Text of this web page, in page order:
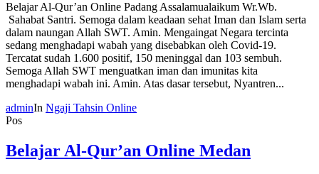
Belajar Al-Qur’an Online Padang Assalamualaikum Wr.Wb.
Sahabat Santri. Semoga dalam keadaan sehat Iman dan Islam serta
dalam naungan Allah SWT. Amin. Mengaingat Negara tercinta
sedang menghadapi wabah yang disebabkan oleh Covid-19.
Tercatat sudah 1.600 positif, 150 meninggal dan 103 sembuh.
Semoga Allah SWT menguatkan iman dan imunitas kita
menghadapi wabah ini. Amin. Atas dasar tersebut, Nyantren...
adminIn Ngaji Tahsin Online
Pos
Belajar Al-Qur’an Online Medan